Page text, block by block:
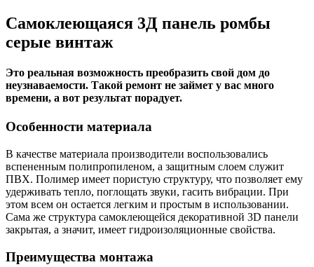
Самоклеющаяся 3Д панель ромбы
серые винтаж
Это реальная возможность преобразить свой дом до
неузнаваемости. Такой ремонт не займет у вас много
времени, а вот результат порадует.
Особенности материала
В качестве материала производители воспользовались
вспененным полипропиленом, а защитным слоем служит
ПВХ. Полимер имеет пористую структуру, что позволяет ему
удерживать тепло, поглощать звуки, гасить вибрации. При
этом всем он остается легким и простым в использовании.
Сама же структура самоклеющейся декоративной 3D панели
закрытая, а значит, имеет гидроизоляционные свойства.
Преимущества монтажа